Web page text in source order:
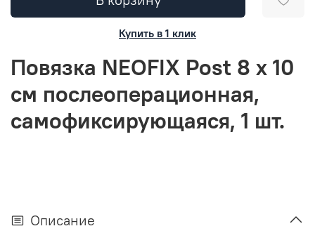
Купить в 1 клик
Повязка NEOFIX Post 8 х 10
см послеоперационная,
самофиксирующаяся, 1 шт.
Описание